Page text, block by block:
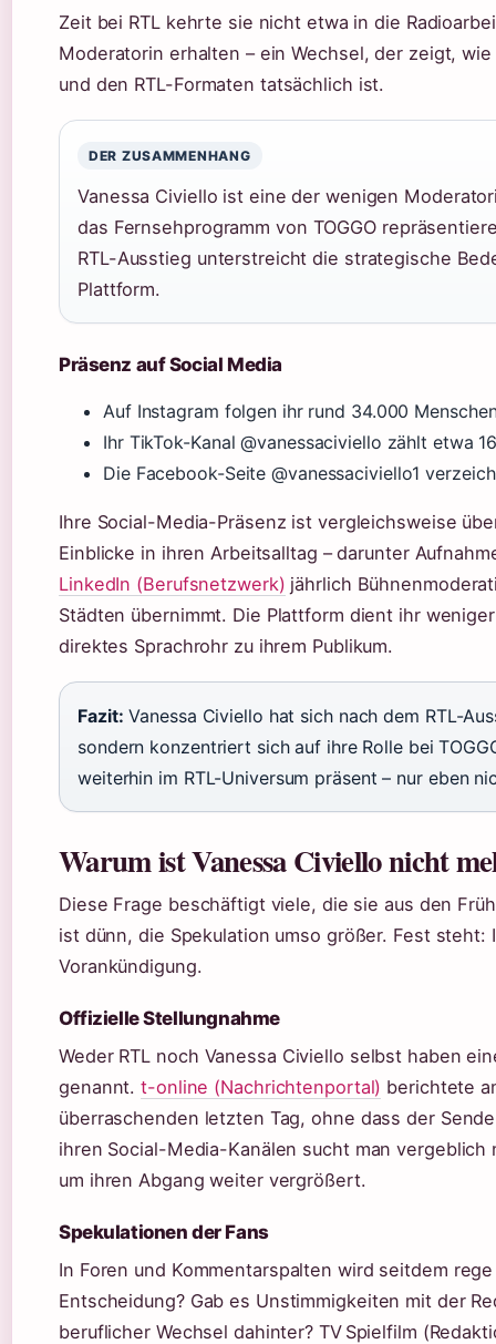
Zeit bei RTL kehrte sie nicht etwa in die
Moderatorin erhalten – ein Wechsel, der zeigt,
und den RTL-Formaten tatsächlich ist.
DER ZUSAMMENHANG
Vanessa Civiello ist eine der wenigen
das Fernsehprogramm von TOGGO
RTL-Ausstieg unterstreicht die strategische
Plattform.
Präsenz auf Social Media
Auf Instagram folgen ihr rund 34.000
Ihr TikTok-Kanal @vanessaciviello zählt etwa
Die Facebook-Seite @vanessaciviello1
Ihre Social-Media-Präsenz ist vergleichsweise
Einblicke in ihren Arbeitsalltag – darunter
LinkedIn (Berufsnetzwerk) jährlich
Städten übernimmt. Die Plattform dient ihr
direktes Sprachrohr zu ihrem Publikum.
Fazit: Vanessa Civiello hat sich nach dem RTL-
sondern konzentriert sich auf ihre Rolle bei
weiterhin im RTL-Universum präsent – nur eben
Warum ist Vanessa Civiello nicht
Diese Frage beschäftigt viele, die sie aus den
ist dünn, die Spekulation umso größer. Fest
Vorankündigung.
Offizielle Stellungnahme
Weder RTL noch Vanessa Civiello selbst haben
genannt.t-online (Nachrichtenportal) berichtete
überraschenden letzten Tag, ohne dass der
ihren Social-Media-Kanälen sucht man vergeblich
um ihren Abgang weiter vergrößert.
Spekulationen der Fans
In Foren und Kommentarspalten wird seitdem
Entscheidung? Gab es Unstimmigkeiten mit der
beruflicher Wechsel dahinter? TV Spielfilm